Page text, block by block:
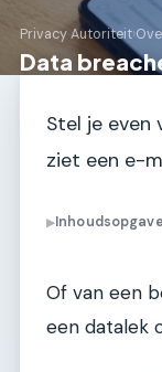
Privacy Autoriteit›
Data
Stel je even
ziet een e-
▶Inhoudsopgave
Of van een
een datalek